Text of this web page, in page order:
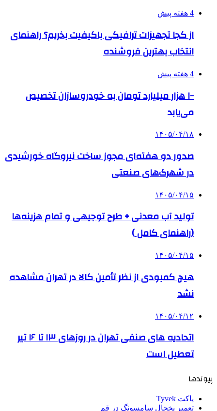
4 هفته پیش
از کجا تجهیزات ترافیکی باکیفیت بخریم؟ راهنمای
انتخاب بهترین فروشنده
4 هفته پیش
۱۰۰ هزار میلیارد تومان به خودروسازان تخصیص
می‌یابد
۱۴۰۵/۰۴/۱۸
صدور دو هفته‌ای مجوز ساخت نیروگاه خورشیدی
در شهرک‌های صنعتی
۱۴۰۵/۰۴/۱۵
تولید آب معدنی + طرح توجیهی و تمام هزینه‌ها
(راهنمای کامل )
۱۴۰۵/۰۴/۱۵
هیچ کمبودی از نظر تأمین کالا در تهران مشاهده
نشد
۱۴۰۵/۰۴/۱۲
اتحادیه های صنفی تهران در روزهای ۱۳ تا ۱۶ تیر
تعطیل است
پیوندها
پاکت Tyvek
تعمیر یخچال سامسونگ در قم